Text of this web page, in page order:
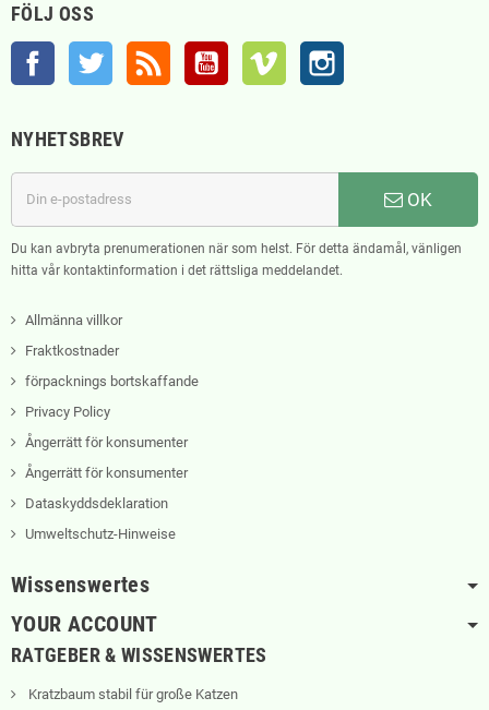
FÖLJ OSS
Facebook Twitter RSS YouTube Vimeo
NYHETSBREV
OK
Du kan avbryta prenumerationen när som helst. För detta ändamål, vänligen
hitta vår kontaktinformation i det rättsliga meddelandet.
Allmänna villkor
Fraktkostnader
förpacknings bortskaffande
Privacy Policy
Ångerrätt för konsumenter
Ångerrätt för konsumenter
Dataskyddsdeklaration
Umweltschutz-Hinweise
Wissenswertes
YOUR ACCOUNT
RATGEBER & WISSENSWERTES
Kratzbaum stabil für große Katzen